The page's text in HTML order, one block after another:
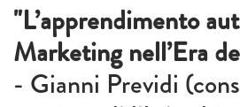
"L’apprendimento
Marketing nell’Era
- Gianni Previdi